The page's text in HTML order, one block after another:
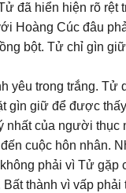
đã hiển hiện rõ rệt
Hoàng Cúc đâu
bột. Tử chỉ gìn
yêu trong trắng. Tử
gìn giữ để được
nhất của người thục
cuộc hôn nhân.
phải vì Tử gặp
Bất thành vì vấp